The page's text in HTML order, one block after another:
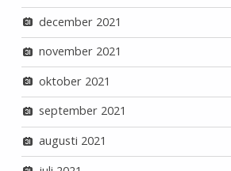
december 2021
november 2021
oktober 2021
september 2021
augusti 2021